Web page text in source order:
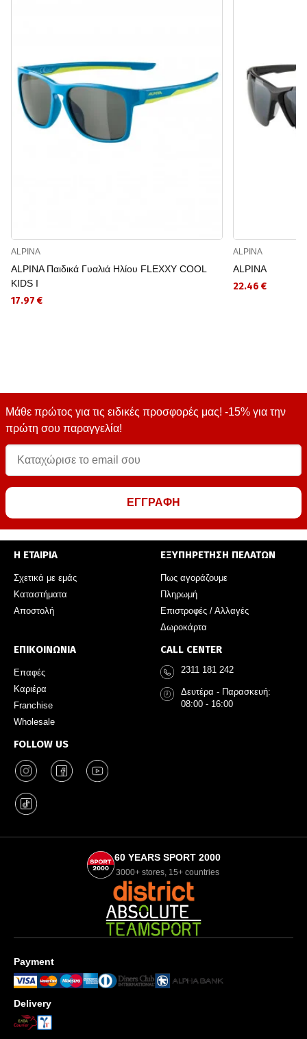
ALPINA
ALPINA Παιδικά Γυαλιά Ηλίου FLEXXY COOL
KIDS I
17.97 €
ALPINA
ALPINA
22.46 €
Μάθε πρώτος για τις ειδικές προσφορές μας! -15% για την
πρώτη σου παραγγελία!
ΕΓΓΡΑΦΗ
Η ΕΤΑΙΡΙΑ
Σχετικά με εμάς
Καταστήματα
Αποστολή
ΕΞΥΠΗΡΕΤΗΣΗ ΠΕΛΑΤΩΝ
Πως αγοράζουμε
Πληρωμή
Επιστροφές / Αλλαγές
Δωροκάρτα
ΕΠΙΚΟΙΝΩΝΙΑ
Επαφές
Καριέρα
Franchise
Wholesale
FOLLOW US
CALL CENTER
2311 181 242
Δευτέρα - Παρασκευή:
08:00 - 16:00
60 YEARS SPORT 2000
3000+ stores, 15+ countries
Payment
Delivery